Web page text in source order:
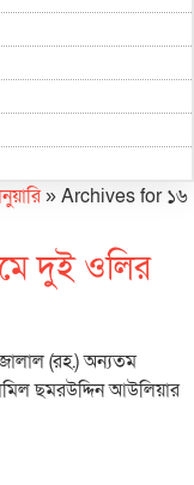
»Archives for ১৬
দুই ওলির
(রহ.) অন্যতম
ছমরউদ্দিন আউলিয়ার